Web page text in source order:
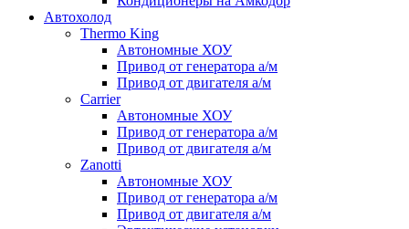
Автохолод
Thermo King
Автономные ХОУ
Привод от генератора а/м
Привод от двигателя а/м
Carrier
Автономные ХОУ
Привод от генератора а/м
Привод от двигателя а/м
Zanotti
Автономные ХОУ
Привод от генератора а/м
Привод от двигателя а/м